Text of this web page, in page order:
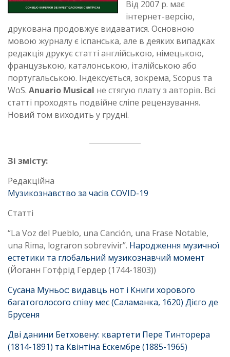
Від 2007 р. має
інтернет-версію,
друкована продовжує видаватися. Основною
мовою журналу є іспанська, але в деяких випадках
редакція друкує статті англійською, німецькою,
французькою, каталонською, італійською або
португальською. Індексується, зокрема, Scopus та
WoS. Anuario Musical не стягую плату з авторів. Всі
статті проходять подвійне сліпе рецензування.
Новий том виходить у грудні.
Зі змісту:
Редакційна
Музикознавство за часів COVID-19
Статті
“La Voz del Pueblo, una Canción, una Frase Notable,
una Rima, lograron sobrevivir”. Народження музичної
естетики та глобальний музикознавчий момент
(Йоганн Готфрід Гердер (1744-1803))
Сусана Муньос: видавць нот і Книги хорового
багатоголосого співу мес (Саламанка, 1620) Дієго де
Брусеня
Дві данини Бетховену: квартети Пере Тинторера
(1814-1891) та Квінтіна Ескембре (1885-1965)